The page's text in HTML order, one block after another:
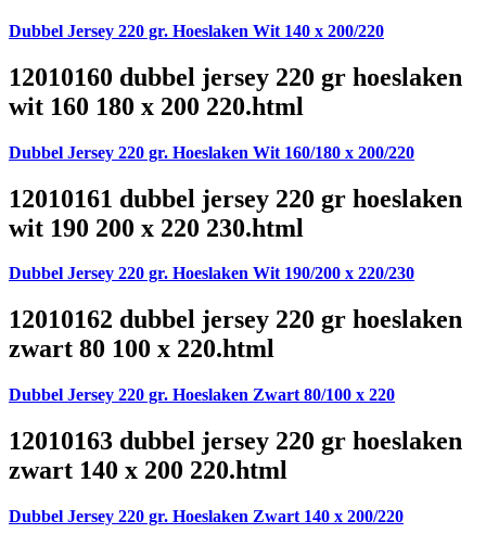
Dubbel Jersey 220 gr. Hoeslaken Wit 140 x 200/220
12010160 dubbel jersey 220 gr hoeslaken
wit 160 180 x 200 220.html
Dubbel Jersey 220 gr. Hoeslaken Wit 160/180 x 200/220
12010161 dubbel jersey 220 gr hoeslaken
wit 190 200 x 220 230.html
Dubbel Jersey 220 gr. Hoeslaken Wit 190/200 x 220/230
12010162 dubbel jersey 220 gr hoeslaken
zwart 80 100 x 220.html
Dubbel Jersey 220 gr. Hoeslaken Zwart 80/100 x 220
12010163 dubbel jersey 220 gr hoeslaken
zwart 140 x 200 220.html
Dubbel Jersey 220 gr. Hoeslaken Zwart 140 x 200/220